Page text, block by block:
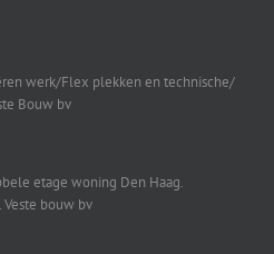
werk/Flex plekken en technische/
Bouw bv
etage woning Den Haag.
bouw bv